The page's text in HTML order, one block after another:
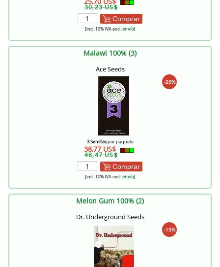
30,23 US$
Comprar
[incl. 10% IVA excl.envío]
Malawi 100% (3)
Ace Seeds
-20%
3 Semillaspor paquete
38,77 US$
48,47 US$
Comprar
[incl. 10% IVA excl.envío]
Melon Gum 100% (2)
Dr. Underground Seeds
-15%